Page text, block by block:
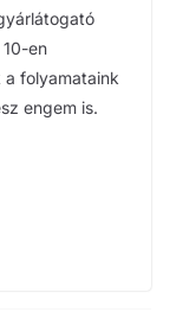
en
a folyamataink
engem is.